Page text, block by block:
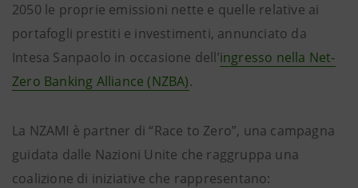
2050 le proprie emissioni nette e quelle relative ai
portafogli prestiti e investimenti, annunciato da
Intesa Sanpaolo in occasione dell’ingresso nella Net-
Zero Banking Alliance (NZBA).
La NZAMI è partner di “Race to Zero”, una campagna
guidata dalle Nazioni Unite che raggruppa una
coalizione di iniziative che rappresentano: